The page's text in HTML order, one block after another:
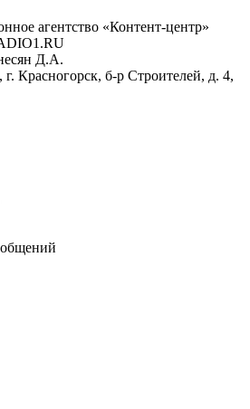
агентство «Контент-центр»
Д.А.
Красногорск, б-р Строителей, д. 4,